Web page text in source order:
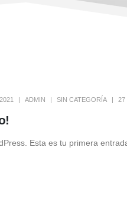
ADMIN SIN CATEGORÍA 27
Esta es tu primera